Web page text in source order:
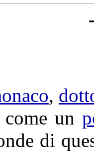
,
come un
di